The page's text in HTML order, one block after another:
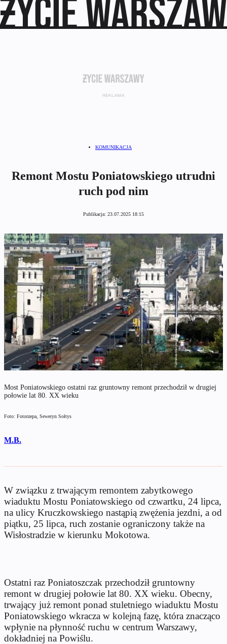
KOMUNIKACJA
Remont Mostu Poniatowskiego utrudni
ruch pod nim
Publikacja: 23.07.2025 18:15
Most Poniatowskiego ostatni raz gruntowny remont przechodził w drugiej
połowie lat 80. XX wieku
Foto: Fotorzepa, Seweryn Sołtys
M.B.
W związku z trwającym remontem zabytkowego
wiaduktu Mostu Poniatowskiego od czwartku, 24 lipca,
na ulicy Kruczkowskiego nastąpią zwężenia jezdni, a od
piątku, 25 lipca, ruch zostanie ograniczony także na
Wisłostradzie w kierunku Mokotowa.
Ostatni raz Poniatoszczak przechodził gruntowny
remont w drugiej połowie lat 80. XX wieku. Obecny,
trwający już remont ponad stuletniego wiaduktu Mostu
Poniatowskiego wkracza w kolejną fazę, która znacząco
wpłynie na płynność ruchu w centrum Warszawy,
dokładniej na Powiślu.